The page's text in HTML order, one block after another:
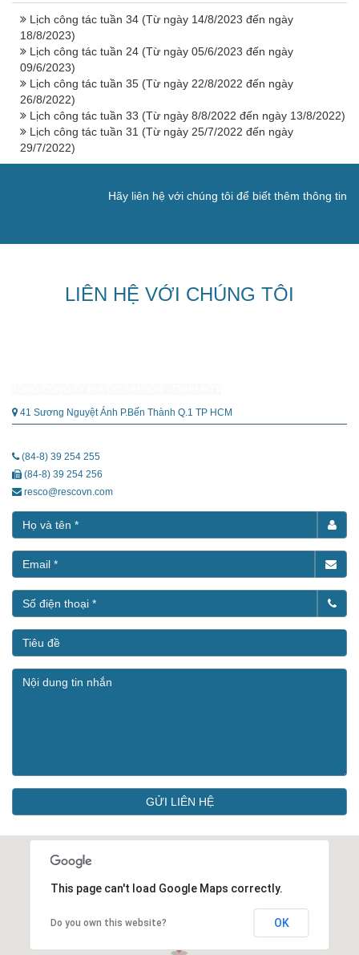
Lịch công tác tuần 34 (Từ ngày 14/8/2023 đến ngày
18/8/2023)
Lịch công tác tuần 24 (Từ ngày 05/6/2023 đến ngày
09/6/2023)
Lịch công tác tuần 35 (Từ ngày 22/8/2022 đến ngày
26/8/2022)
Lịch công tác tuần 33 (Từ ngày 8/8/2022 đến ngày 13/8/2022)
Lịch công tác tuần 31 (Từ ngày 25/7/2022 đến ngày
29/7/2022)
Hãy liên hệ với chúng tôi để biết thêm thông tin
LIÊN HỆ VỚI CHÚNG TÔI
41 Sương Nguyệt Ánh P.Bến Thành Q.1 TP HCM
(84-8) 39 254 255
(84-8) 39 254 256
resco@rescovn.com
GỬI LIÊN HỆ
This page can't load Google Maps correctly.
Do you own this website? OK